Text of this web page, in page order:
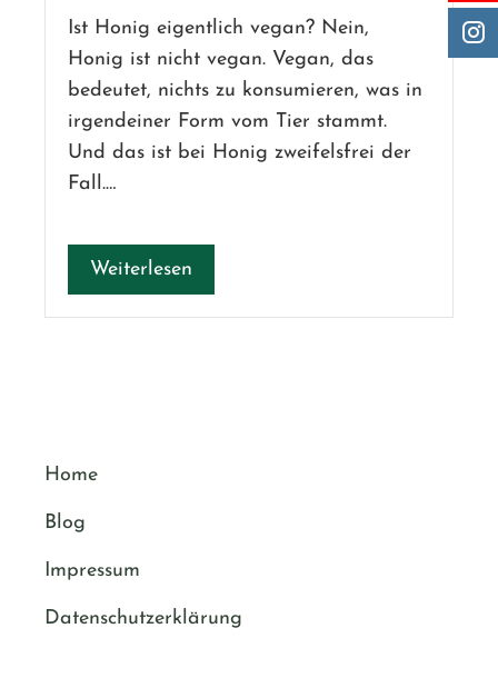
Ist Honig eigentlich vegan? Nein,
Honig ist nicht vegan. Vegan, das
bedeutet, nichts zu konsumieren, was in
irgendeiner Form vom Tier stammt.
Und das ist bei Honig zweifelsfrei der
Fall.…
Weiterlesen
Home
Blog
Impressum
Datenschutzerklärung